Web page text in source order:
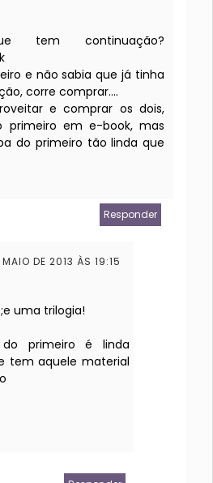
tem continuação?
e não sabia que já tinha
corre comprar....
e comprar os dois,
primeiro em e-book, mas
do primeiro tão linda que
Responder
DE 2013 ÀS 19:15
uma trilogia!
primeiro é linda
tem aquele material